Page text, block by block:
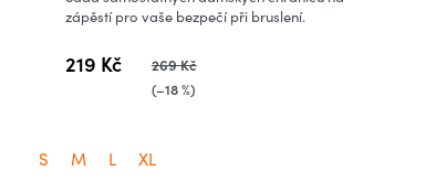
219 Kč 269 Kč
(–18 %)
zápěstí pro vaše bezpečí při bruslení.
S M L XL